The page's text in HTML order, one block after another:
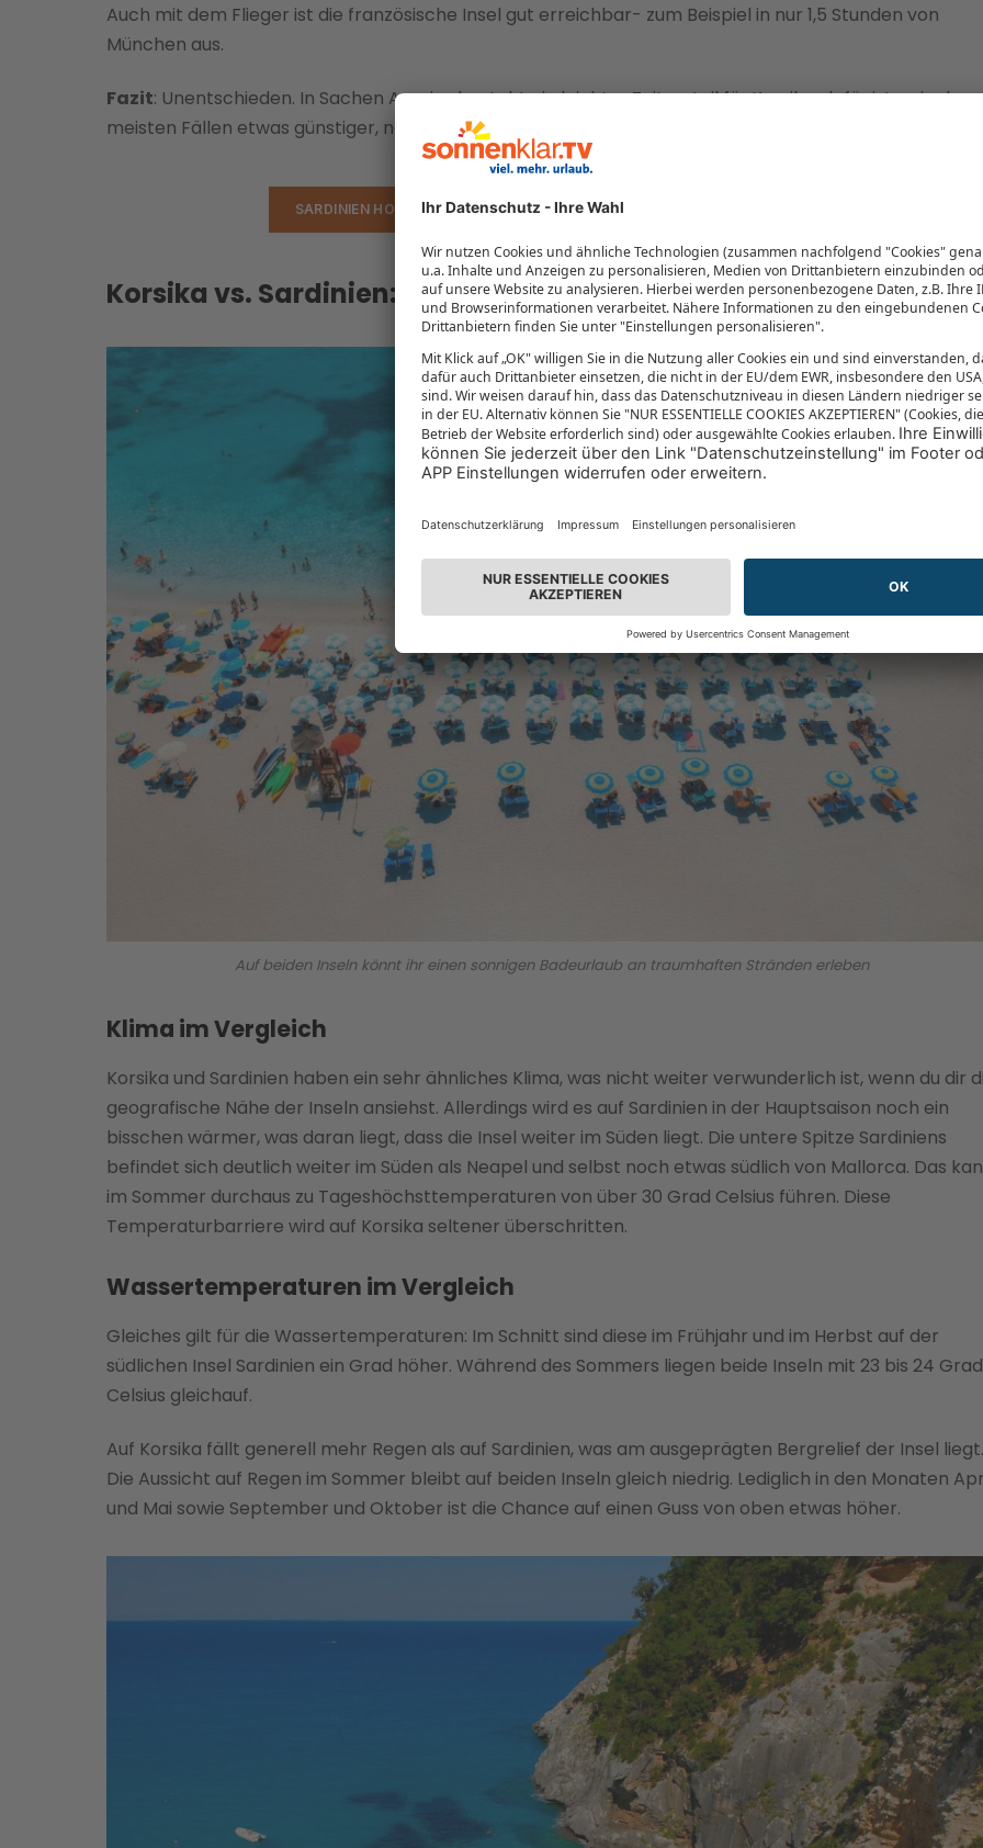
Auch mit dem Flieger ist die französische Insel gut erreichbar- zum Beispiel in nur 1,5 Stunden von
München aus.
Fazit: Unentschieden. In Sachen Anreise besteht ein leichter Zeitvorteil für Korsika, dafür ist es in den
meisten Fällen etwas günstiger, nach Sardinien zu kommen.
SARDINIEN HOTELS VERGLEICHEN KORSIKA HOTELS VERGLEICHEN
Korsika vs. Sardinien: Wie ist das Wetter?
Auf beiden Inseln könnt ihr einen sonnigen Badeurlaub an traumhaften Stränden erleben
Klima im Vergleich
Korsika und Sardinien haben ein sehr ähnliches Klima, was nicht weiter verwunderlich ist, wenn du dir
geografische Nähe der Inseln ansiehst. Allerdings wird es auf Sardinien in der Hauptsaison noch ein
bisschen wärmer, was daran liegt, dass die Insel weiter im Süden liegt. Die untere Spitze Sardiniens
befindet sich deutlich weiter im Süden als Neapel und selbst noch etwas südlich von Mallorca. Das
im Sommer durchaus zu Tageshöchsttemperaturen von über 30 Grad Celsius führen. Diese
Temperaturbarriere wird auf Korsika seltener überschritten.
Wassertemperaturen im Vergleich
Gleiches gilt für die Wassertemperaturen: Im Schnitt sind diese im Frühjahr und im Herbst auf der
südlichen Insel Sardinien ein Grad höher. Während des Sommers liegen beide Inseln mit 23 bis 24 Grad
Celsius gleichauf.
Auf Korsika fällt generell mehr Regen als auf Sardinien, was am ausgeprägten Bergrelief der Insel liegt.
Die Aussicht auf Regen im Sommer bleibt auf beiden Inseln gleich niedrig. Lediglich in den Monaten
und Mai sowie September und Oktober ist die Chance auf einen Guss von oben etwas höher.